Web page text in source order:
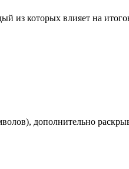
из которых влияет на
дополнительно